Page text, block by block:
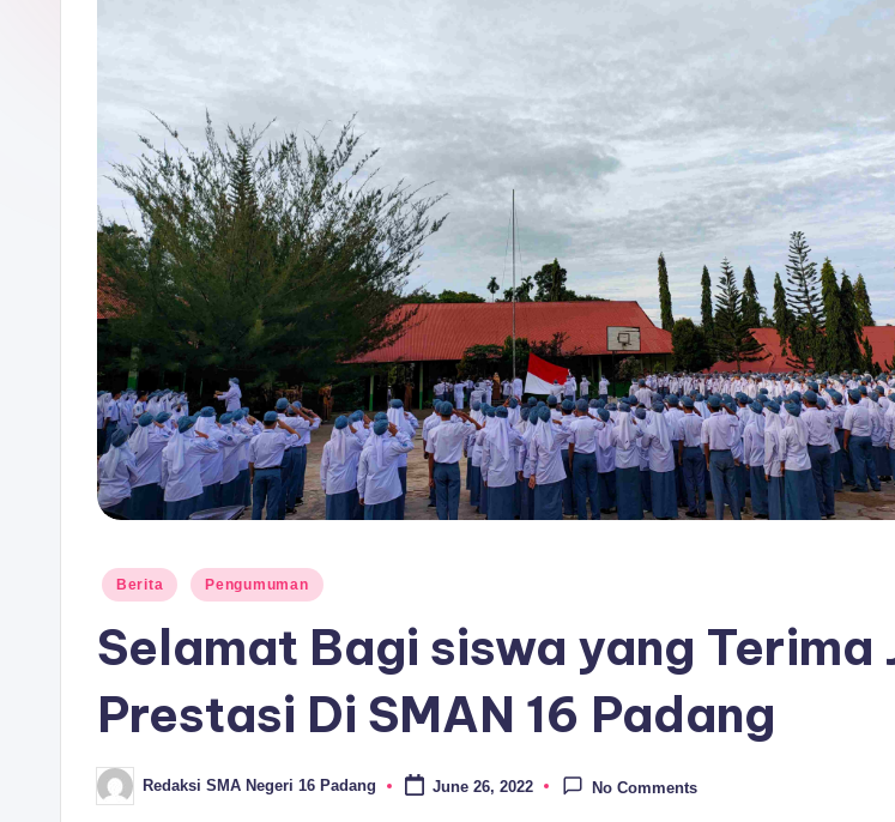
N
G
Posted
Berita Pengumuman
Selamat Bagi siswa yang Terima
Prestasi Di SMAN 16 Padang
Posted
by
Redaksi SMA Negeri 16 Padang June 26, 2022 No Comments